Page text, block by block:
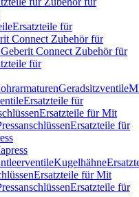
Ersatzteile für
Connect Zubehör für
Connect Zubehör für
für
Geradsitzventile
Ersatzteile für
Ersatzteile für Mit
Ersatzteile für
Kugelhähne
Ersatzteile für Mit
Ersatzteile für